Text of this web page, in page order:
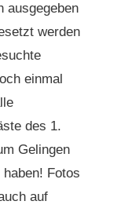
ausgegeben
werden
einmal
des 1.
Gelingen
Fotos
auf